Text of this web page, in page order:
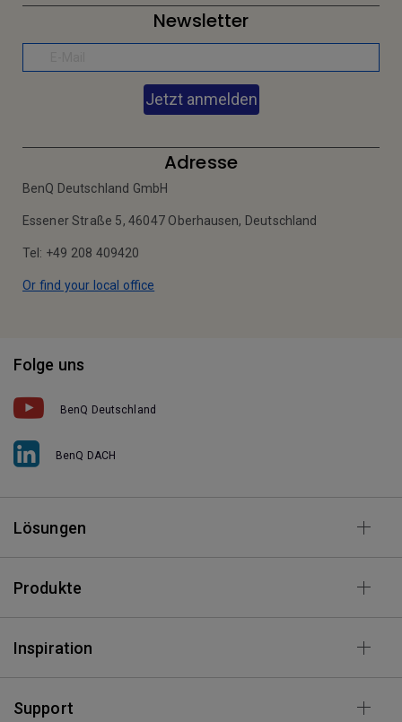
Newsletter
Jetzt anmelden
Adresse
BenQ Deutschland GmbH
Essener Straße 5, 46047 Oberhausen, Deutschland
Tel: +49 208 409420
Or find your local office
Folge uns
BenQ Deutschland
BenQ DACH
Lösungen
Produkte
Inspiration
Support